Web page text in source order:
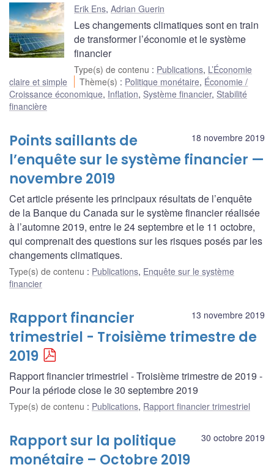
Erik Ens, Adrian Guerin
Les changements climatiques sont en train
de transformer l’économie et le système
financier
Type(s) de contenu : Publications, L’Économie
claire et simple
Thème(s) : Politique monétaire, Économie /
Croissance économique, Inflation, Système financier, Stabilité
financière
18 novembre 2019
Points saillants de
l’enquête sur le système financier —
novembre 2019
Cet article présente les principaux résultats de l’enquête
de la Banque du Canada sur le système financier réalisée
à l’automne 2019, entre le 24 septembre et le 11 octobre,
qui comprenait des questions sur les risques posés par les
changements climatiques.
Type(s) de contenu : Publications, Enquête sur le système
financier
13 novembre 2019
Rapport financier
trimestriel - Troisième trimestre de
2019
Rapport financier trimestriel - Troisième trimestre de 2019 -
Pour la période close le 30 septembre 2019
Type(s) de contenu : Publications, Rapport financier trimestriel
30 octobre 2019
Rapport sur la politique
monétaire – Octobre 2019